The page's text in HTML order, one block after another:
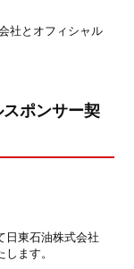
社とオフィシャル
ポンサー契
日東石油株式会社
ます。